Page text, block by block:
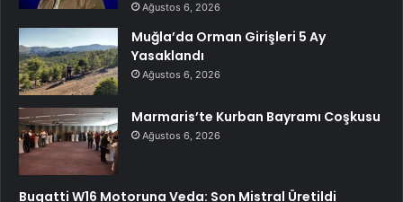
Ağustos 6, 2026
Muğla’da Orman Girişleri 5 Ay
Yasaklandı
Ağustos 6, 2026
Marmaris’te Kurban Bayramı Coşkusu
Ağustos 6, 2026
Bugatti W16 Motoruna Veda: Son Mistral Üretildi